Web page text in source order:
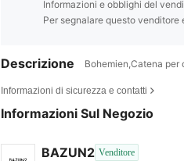
Informazioni e obblighi del
Per segnalare questo venditore
Descrizione Bohemien,Catena
Informazioni di sicurezza e contatti
Informazioni Sul Negozio
BAZUN2 Venditore
4.84 36